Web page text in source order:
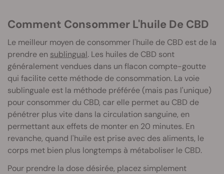
Comment Consommer L'huile De CBD
Le meilleur moyen de consommer l'huile de CBD est de la
prendre en sublingual. Les huiles de CBD sont
généralement vendues dans un flacon compte-goutte
qui facilite cette méthode de consommation. La voie
sublinguale est la méthode préférée (mais pas l'unique)
pour consommer du CBD, car elle permet au CBD de
pénétrer plus vite dans la circulation sanguine, en
permettant aux effets de monter en 20 minutes. En
revanche, quand l'huile est prise avec des aliments, le
corps met bien plus longtemps à métaboliser le CBD.
Pour prendre la dose désirée, placez simplement